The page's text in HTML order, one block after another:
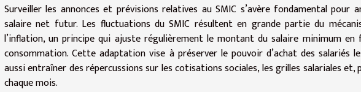
Surveiller les annonces et prévisions relatives au SMIC s’avère fondamental pour
salaire net futur. Les fluctuations du SMIC résultent en grande partie du
l’inflation, un principe qui ajuste régulièrement le montant du salaire minimum
consommation. Cette adaptation vise à préserver le pouvoir d’achat des salariés
aussi entraîner des répercussions sur les cotisations sociales, les grilles salariales
chaque mois.